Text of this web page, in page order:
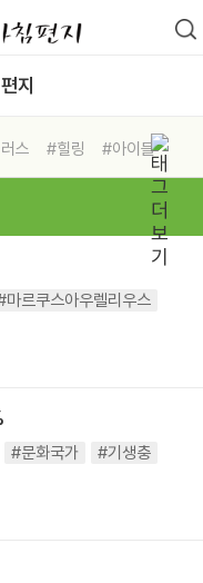
지
스 #힐링
#아이들
마르쿠스아우렐리우스
#문화국가
#기생충